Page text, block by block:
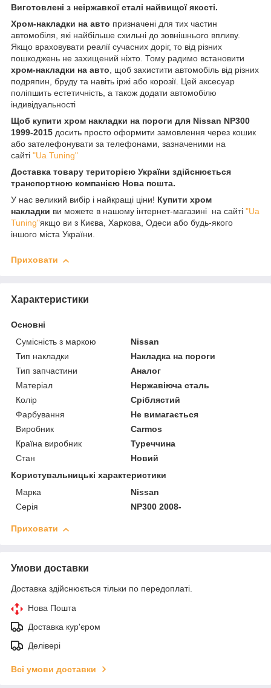
Виготовлені з неіржавкої сталі найвищої якості.
Хром-накладки на авто призначені для тих частин
автомобіля, які найбільше схильні до зовнішнього впливу.
Якщо враховувати реалії сучасних доріг, то від різних
пошкоджень не захищений ніхто. Тому радимо встановити
хром-накладки на авто, щоб захистити автомобіль від різних
подряпин, бруду та навіть іржі або корозії. Цей аксесуар
поліпшить естетичність, а також додати автомобілю
індивідуальності
Щоб купити хром накладки на пороги для Nissan NP300
1999-2015 досить просто оформити замовлення через кошик
або зателефонувати за телефонами, зазначеними на
сайті "Ua Tuning"
Доставка товару територією України здійснюється
транспортною компанією Нова пошта.
У нас великий вибір і найкращі ціни! Купити хром
накладки ви можете в нашому інтернет-магазині на сайті "Ua
Tuning"якщо ви з Києва, Харкова, Одеси або будь-якого
іншого міста України.
Приховати
Характеристики
Основні
Сумісність з маркою
Nissan
Тип накладки
Накладка на пороги
Тип запчастини
Аналог
Матеріал
Нержавіюча сталь
Колір
Сріблястий
Фарбування
Не вимагається
Виробник
Carmos
Країна виробник
Туреччина
Стан
Новий
Користувальницькі характеристики
Марка
Nissan
Серія
NP300 2008-
Приховати
Умови доставки
Доставка здійснюється тільки по передоплаті.
Нова Пошта
Доставка кур'єром
Делівері
Всі умови доставки